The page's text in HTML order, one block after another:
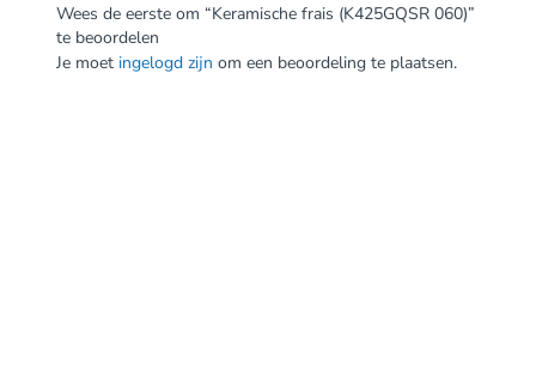
Wees de eerste om “Keramische frais (K425GQSR 060)”
te beoordelen
Je moet ingelogd zijn om een beoordeling te plaatsen.